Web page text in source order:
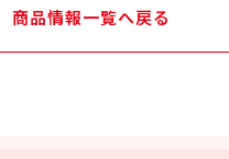
商品情報一覧へ戻る